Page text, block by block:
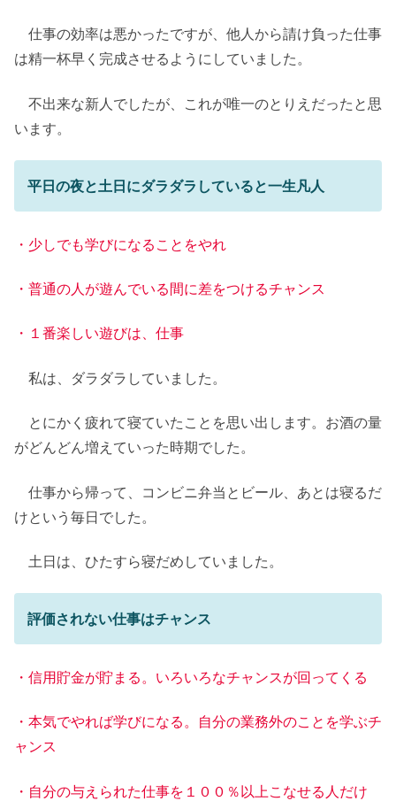
仕事の効率は悪かったですが、他人から請け負った仕事
は精一杯早く完成させるようにしていました。
不出来な新人でしたが、これが唯一のとりえだったと思
います。
平日の夜と土日にダラダラしていると一生凡人
・少しでも学びになることをやれ
・普通の人が遊んでいる間に差をつけるチャンス
・１番楽しい遊びは、仕事
私は、ダラダラしていました。
とにかく疲れて寝ていたことを思い出します。お酒の量
がどんどん増えていった時期でした。
仕事から帰って、コンビニ弁当とビール、あとは寝るだ
けという毎日でした。
土日は、ひたすら寝だめしていました。
評価されない仕事はチャンス
・信用貯金が貯まる。いろいろなチャンスが回ってくる
・本気でやれば学びになる。自分の業務外のことを学ぶチ
ャンス
・自分の与えられた仕事を１００％以上こなせる人だけ